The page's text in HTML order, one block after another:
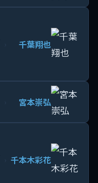
千葉翔也
宮本崇弘
千本木彩花